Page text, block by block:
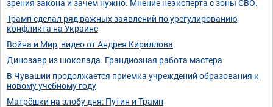
зрения закона и зачем нужно. Мнение неэксперта с зоны СВО.
Трамп сделал ряд важных заявлений по урегулированию
конфликта на Украине
Война и Мир, видео от Андрея Кириллова
Динозавр из шоколада. Грандиозная работа мастера
В Чувашии продолжается приемка учреждений образования к
новому учебному году
Матрёшки на злобу дня: Путин и Трамп